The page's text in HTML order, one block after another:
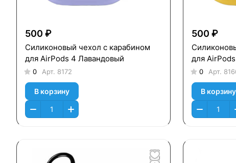
500 ₽
Силиконовый чехол c карабином
для AirPods 4 Лавандовый
0 Арт. 8172
В корзину
500 ₽
для
0 Арт.
В корзину